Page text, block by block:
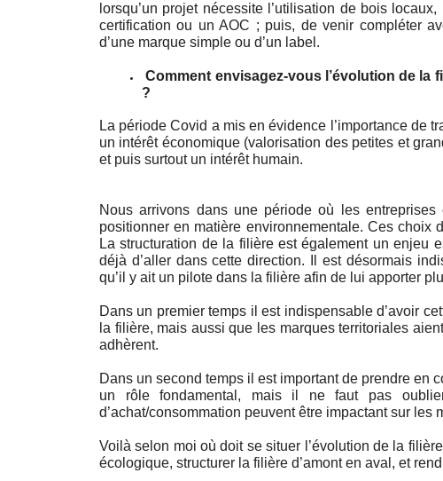
lorsqu’un projet nécessite l’utilisation de bois
certification ou un AOC ; puis, de venir compléter
d’une marque simple ou d’un label.
Comment envisagez-vous l’évolution de la
?
La période Covid a mis en évidence l’importance de
un intérêt économique (valorisation des petites et
et puis surtout un intérêt humain.
Nous arrivons dans une période où les
positionner en matière environnementale. Ces choix
La structuration de la filière est également un enjeu
déjà d’aller dans cette direction.
Il est désormais
qu’il y ait un pilote dans la filière afin de lui apporter
Dans un premier temps il est indispensable d’avoir
la filière, mais aussi que les marques territoriales
adhèrent.
Dans un second temps il est important de prendre en
un rôle fondamental, mais il ne faut pas
d’achat/consommation peuvent être impactant sur les
Voilà selon moi où doit se situer l’évolution de la
écologique, structurer la filière d’amont en aval, et